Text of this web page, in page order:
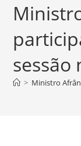
sessão
> Ministro